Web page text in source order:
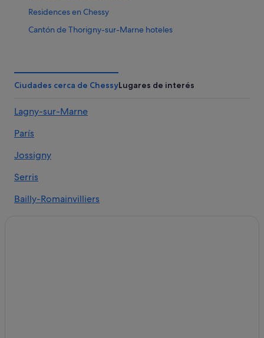
Residences en Chessy
Cantón de Thorigny-sur-Marne hoteles
Hoteles baratos en Chessy
Hoteles cerca de Disneyland® Paris
Casas de campo en Chessy
Jablines hoteles
Hoteles cerca de La Vallée Village
Ciudades cerca de ChessyLugares de interés
Lagny-sur-Marne
París
Jossigny
Serris
Bailly-Romainvilliers